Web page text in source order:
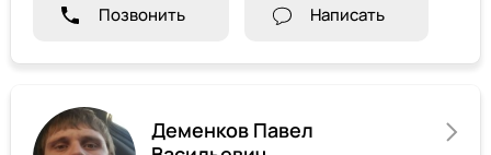
Позвонить Написать
Деменков Павел